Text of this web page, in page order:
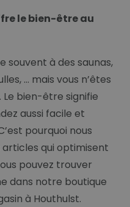
le bien-être au
souvent à des saunas,
… mais vous n’êtes
Le bien-être signifie
aussi facile et
pourquoi nous
qui optimisent
pouvez trouver
dans notre boutique
à Houthulst.